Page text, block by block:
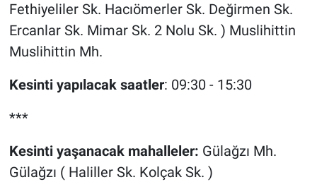
Fethiyeliler Sk. Hacıömerler Sk. Değirmen Sk.
Ercanlar Sk. Mimar Sk. 2 Nolu Sk. ) Muslihittin
Muslihittin Mh.
Kesinti yapılacak saatler: 09:30 - 15:30
***
Kesinti yaşanacak mahalleler: Gülağzı Mh.
Gülağzı ( Haliller Sk. Kolçak Sk. )